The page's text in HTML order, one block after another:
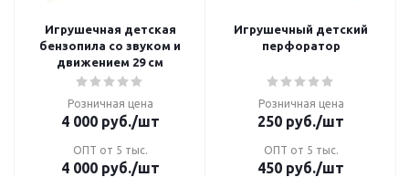
Игрушечная детская
бензопила со звуком и
движением 29 см
Розничная цена
4 000руб./шт
ОПТ от 5 тыс.
4 000руб./шт
Игрушечный детский
перфоратор
Розничная цена
250 руб./шт
ОПТ от 5 тыс.
450 руб./шт